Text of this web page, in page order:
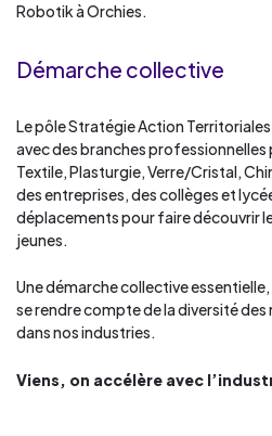
Robotik à Orchies.
Démarche collective
Le pôle Stratégie Action
avec des branches
Textile, Plasturgie, Verre/Cristal,
des entreprises, des collèges et
déplacements pour faire découvrir
jeunes.
Une démarche collective
se rendre compte de la diversité des
dans nos industries.
Viens, on accélère avec